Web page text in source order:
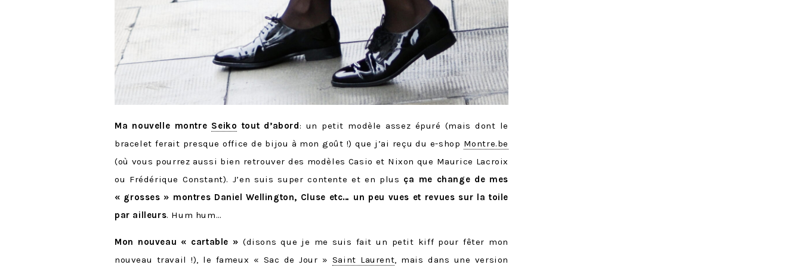
Ma nouvelle montre Seiko tout d’abord: un petit modèle assez épuré (mais dont le
bracelet ferait presque office de bijou à mon goût !) que j’ai reçu du e-shop Montre.be
(où vous pourrez aussi bien retrouver des modèles Casio et Nixon que Maurice Lacroix
ou Frédérique Constant). J’en suis super contente et en plus ça me change de mes
« grosses » montres Daniel Wellington, Cluse etc… un peu vues et revues sur la toile
par ailleurs. Hum hum…
Mon nouveau « cartable » (disons que je me suis fait un petit kiff pour fêter mon
nouveau travail !), le fameux « Sac de Jour » Saint Laurent, mais dans une version